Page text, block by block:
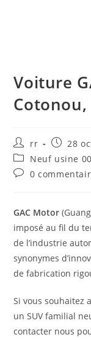
Voiture
Auteur/autrice
de
la
publication :
rr
publiée :
28
Post
category:
Neuf usine
Commentaires
publication :
0
GAC Motor
imposé au fil du
de l’industrie
synonymes
de fabrication
Si vous souhaitez
un SUV familial
contacter nous